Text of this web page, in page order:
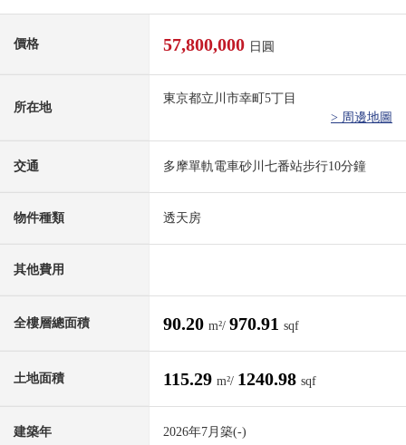
價格 57,800,000 日圓
所在地
東京都立川市幸町5丁目
> 周邊地圖
交通 多摩單軌電車砂川七番站步行10分鐘
物件種類 透天房
其他費用
全樓層總面積 90.20 m²/ 970.91 sqf
土地面積 115.29 m²/ 1240.98 sqf
建築年 2026年7月築(-)